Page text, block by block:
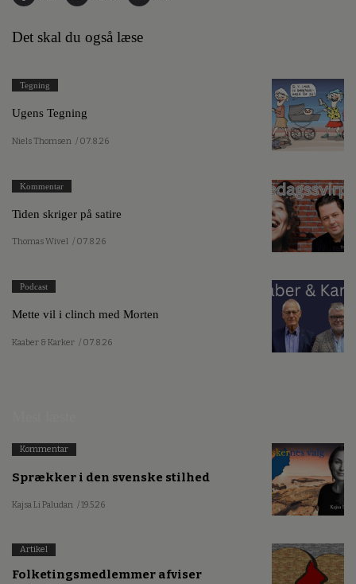
Det skal du også læse
Tegning
Ugens Tegning
Niels Thomsen / 07.8.26
Kommentar
Tiden skriger på satire
Thomas Wivel / 07.8.26
Podcast
Mette vil i clinch med Morten
Kaaber & Karker / 07.8.26
Kommentar
Sprækker i den svenske stilhed
Kajsa Li Paludan / 19.5.26
Artikel
Folketingsmedlemmer afviser